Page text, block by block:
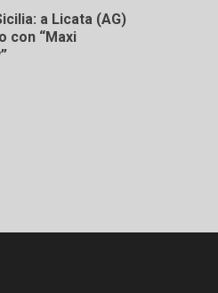
a Licata (AG)
con “Maxi